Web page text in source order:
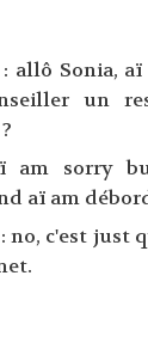
: allô Sonia,
un
am sorry
aï am
no, c'est just